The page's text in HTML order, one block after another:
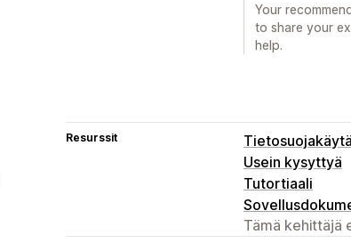
Your
to share your
help.
Resurssit
Usein kysyttyä
Tutortiaali
Tämä kehittäjä